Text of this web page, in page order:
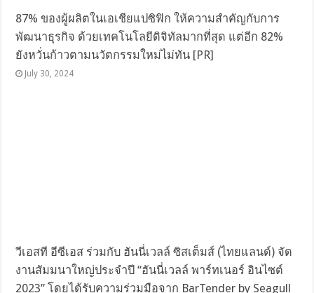
87% ของผู้ผลิตในเอเชียแปซิฟิก ให้ความสำคัญกับการ
พัฒนาธุรกิจ ด้วยเทคโนโลยีดิจิทัลมากที่สุด แต่อีก 82%
ยังหวั่นก้าวตามนวัตกรรมใหม่ไม่ทัน [PR]
July 30, 2024
วีเอสที อีซีเอส ร่วมกับ ฮันนี่เวลล์ ซิสเต็มส์ (ไทยแลนด์) จัด
งานสัมมนาใหญ่ประจำปี “ฮันนี่เวลล์ พาร์ทเนอร์ อินไซต์
2023” โดยได้รับความร่วมมือจาก BarTender by Seagull